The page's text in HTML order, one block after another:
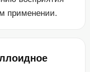
применении.